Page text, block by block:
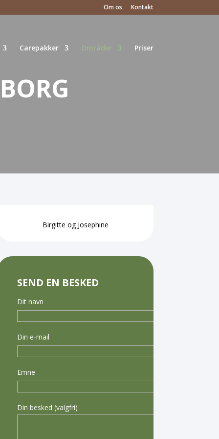
Om os Kontakt
Carepakker Områder Priser
Birgitte og Josephine
SEND EN BESKED
Dit navn
Din e-mail
Emne
Din besked (valgfri)